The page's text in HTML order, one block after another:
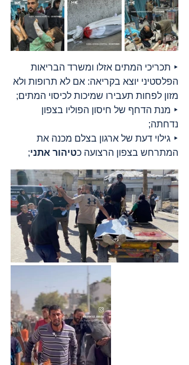
‣ תכריכי המתים אזלו ומשרד הבריאות
הפלסטיני יוצא בקריאה: אם לא תרופות ולא
מזון לפחות תעבירו שמיכות לכיסוי המתים;
‣ מנת הדחף של חיסון הפוליו בצפון
נדחתה;
‣ גילוי דעת של ארגון בצלם מכנה את
המתרחש בצפון הרצועה כטיהור אתני;